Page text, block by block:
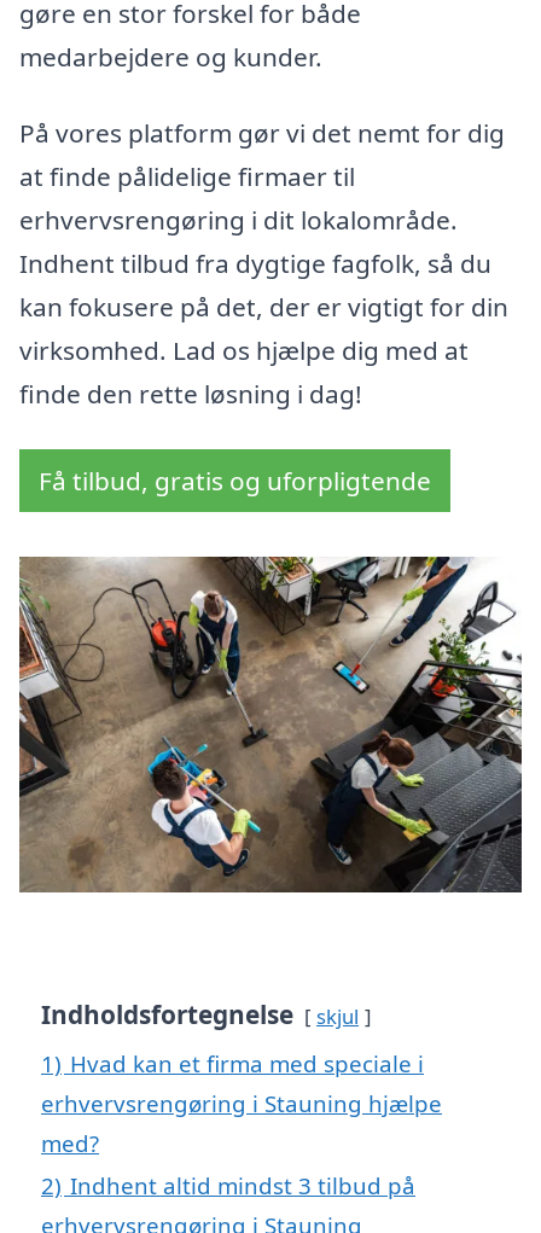
gøre en stor forskel for både
medarbejdere og kunder.
På vores platform gør vi det nemt for dig
at finde pålidelige firmaer til
erhvervsrengøring i dit lokalområde.
Indhent tilbud fra dygtige fagfolk, så du
kan fokusere på det, der er vigtigt for din
virksomhed. Lad os hjælpe dig med at
finde den rette løsning i dag!
Få tilbud, gratis og uforpligtende
Indholdsfortegnelse skjul
1) Hvad kan et firma med speciale i
erhvervsrengøring i Stauning hjælpe
med?
2) Indhent altid mindst 3 tilbud på
erhvervsrengøring i Stauning